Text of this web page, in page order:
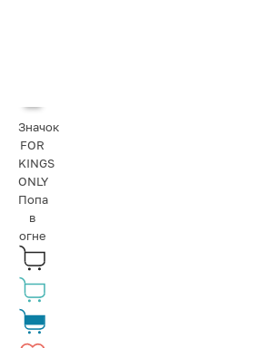
Значок
FOR
KINGS
ONLY
Попа
в
огне